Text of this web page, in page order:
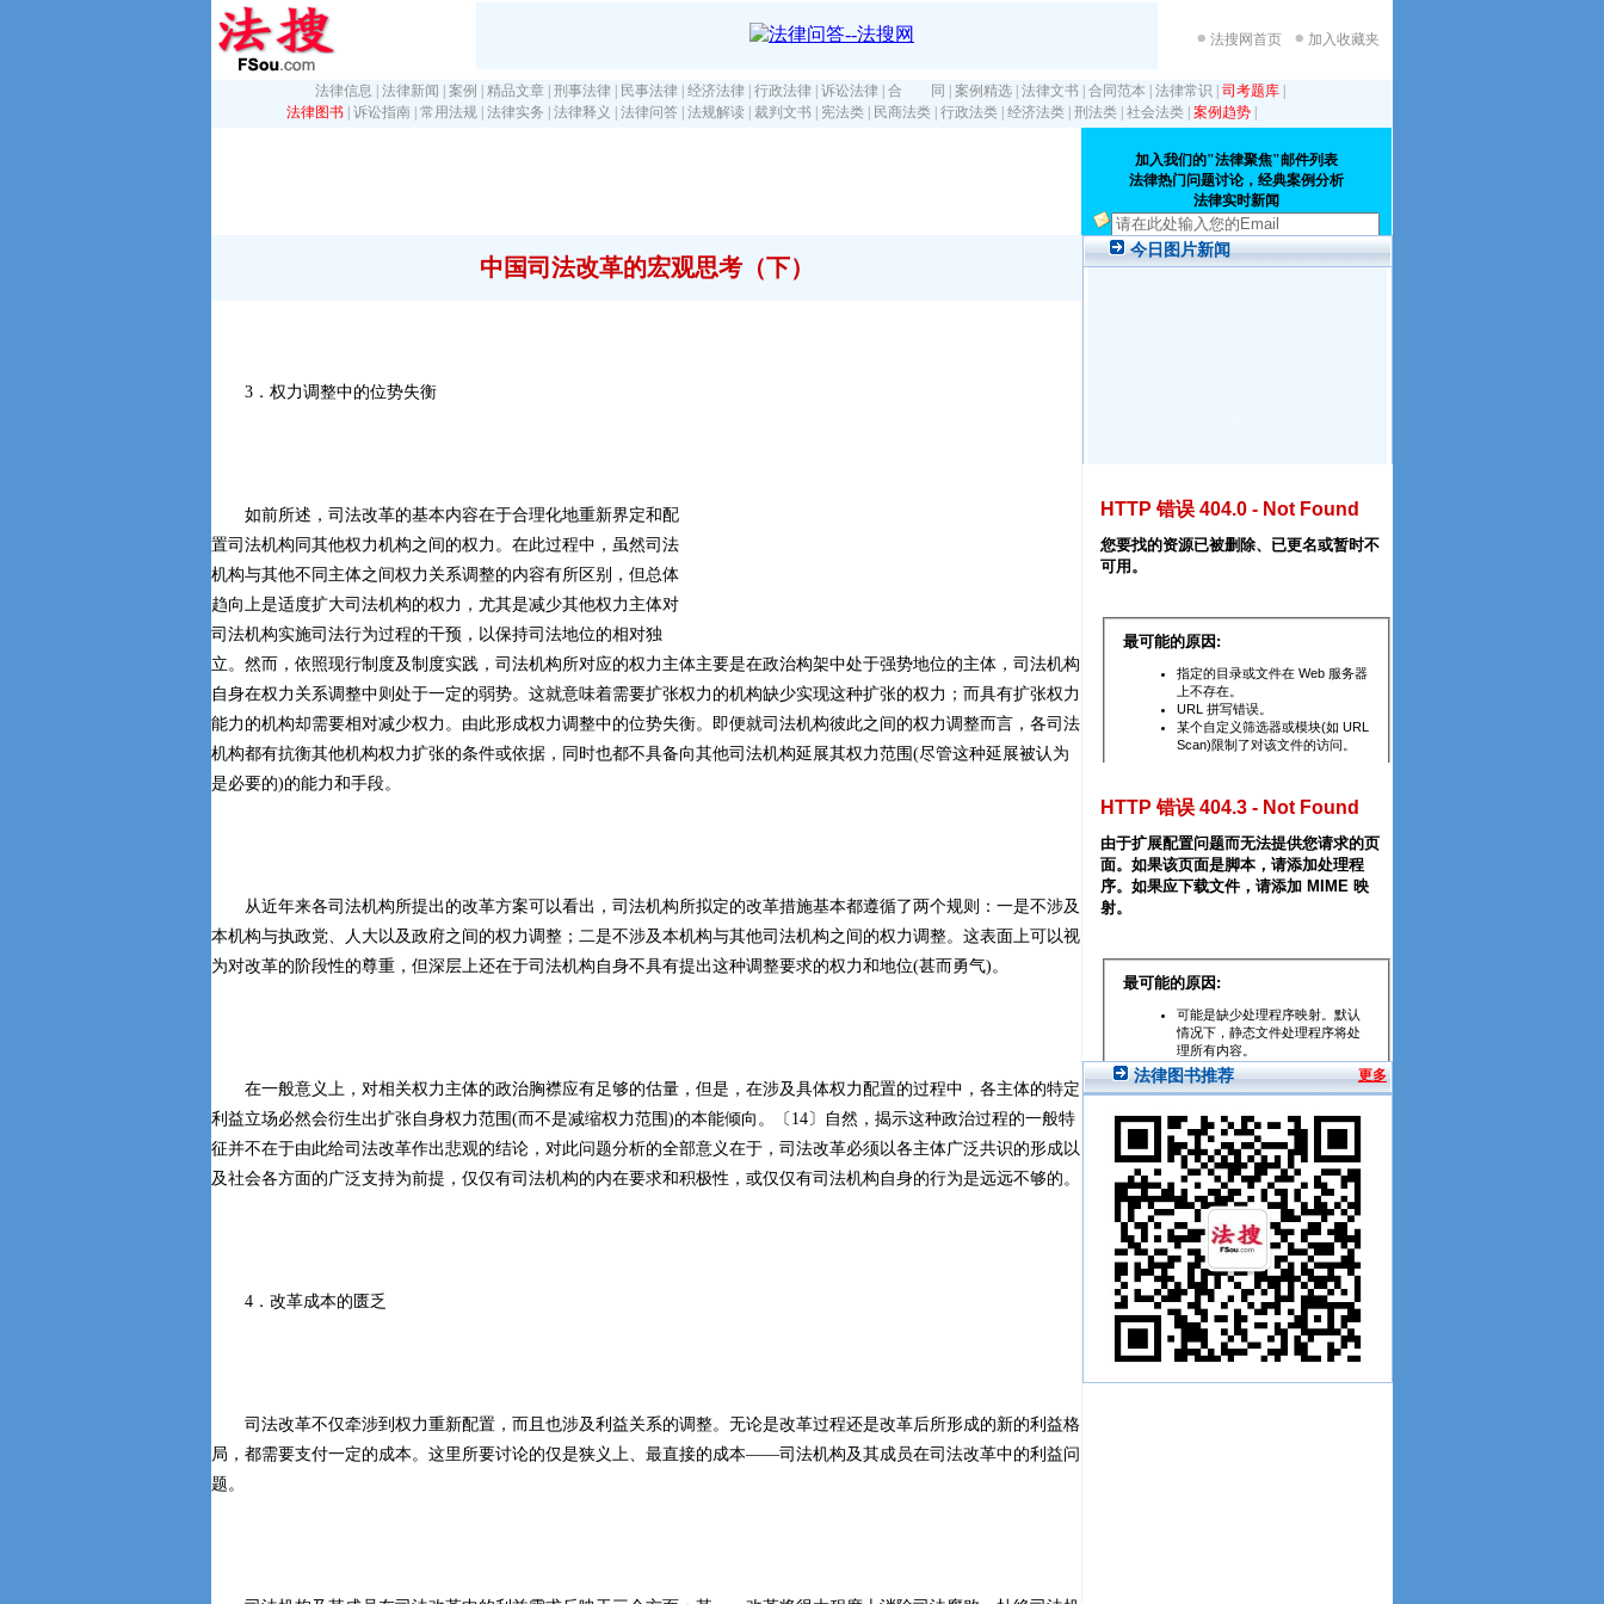
加入收藏夹
法搜网首页
法律信息 法律新闻 案例 精品文章 刑事法律 民事法律 经济法律 行政法律 诉讼法律 合 同 案例精选 法律文书 合同范本 法律常识 司考题库
法律图书 诉讼指南 常用法规 法律实务 法律释义 法律问答 法规解读 裁判文书 宪法类 民商法类 行政法类 经济法类 刑法类 社会法类 案例趋势
中国司法改革的宏观思考（下）
3．权力调整中的位势失衡
如前所述，司法改革的基本内容在于合理化地重新界定和配
置司法机构同其他权力机构之间的权力。在此过程中，虽然司法
机构与其他不同主体之间权力关系调整的内容有所区别，但总体
趋向上是适度扩大司法机构的权力，尤其是减少其他权力主体对
司法机构实施司法行为过程的干预，以保持司法地位的相对独
立。然而，依照现行制度及制度实践，司法机构所对应的权力主体主要是在政治构架中处于强势地位的主体，司法机构
自身在权力关系调整中则处于一定的弱势。这就意味着需要扩张权力的机构缺少实现这种扩张的权力；而具有扩张权力
能力的机构却需要相对减少权力。由此形成权力调整中的位势失衡。即便就司法机构彼此之间的权力调整而言，各司法
机构都有抗衡其他机构权力扩张的条件或依据，同时也都不具备向其他司法机构延展其权力范围(尽管这种延展被认为
是必要的)的能力和手段。
从近年来各司法机构所提出的改革方案可以看出，司法机构所拟定的改革措施基本都遵循了两个规则：一是不涉及
本机构与执政党、人大以及政府之间的权力调整；二是不涉及本机构与其他司法机构之间的权力调整。这表面上可以视
为对改革的阶段性的尊重，但深层上还在于司法机构自身不具有提出这种调整要求的权力和地位(甚而勇气)。
在一般意义上，对相关权力主体的政治胸襟应有足够的估量，但是，在涉及具体权力配置的过程中，各主体的特定
利益立场必然会衍生出扩张自身权力范围(而不是减缩权力范围)的本能倾向。〔14〕自然，揭示这种政治过程的一般特
征并不在于由此给司法改革作出悲观的结论，对此问题分析的全部意义在于，司法改革必须以各主体广泛共识的形成以
及社会各方面的广泛支持为前提，仅仅有司法机构的内在要求和积极性，或仅仅有司法机构自身的行为是远远不够的。
4．改革成本的匮乏
司法改革不仅牵涉到权力重新配置，而且也涉及利益关系的调整。无论是改革过程还是改革后所形成的新的利益格
局，都需要支付一定的成本。这里所要讨论的仅是狭义上、最直接的成本——司法机构及其成员在司法改革中的利益问
题。